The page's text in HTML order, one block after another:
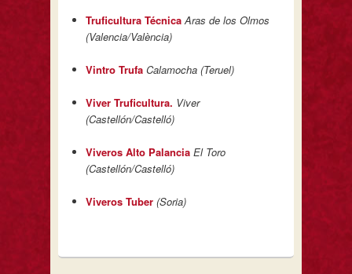
Truficultura Técnica Aras de los Olmos
(Valencia/València)
Vintro Trufa Calamocha (Teruel)
Viver Truficultura. Viver
(Castellón/Castelló)
Viveros Alto Palancia El Toro
(Castellón/Castelló)
Viveros Tuber (Soria)